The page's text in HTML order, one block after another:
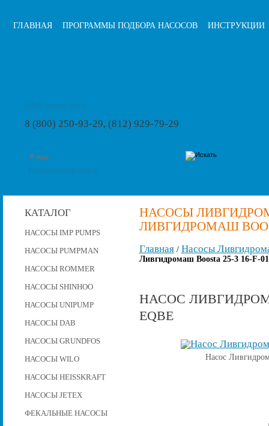
ГЛАВНАЯ ПРОГРАММЫ ПОДБОРА НАСОСОВ ИНСТРУКЦИИ
8 (800) 250-93-29, (812) 929-79-29
КАТАЛОГ
НАСОСЫ IMP PUMPS
НАСОСЫ PUMPMAN
НАСОСЫ ROMMER
НАСОСЫ SHINHOO
НАСОСЫ UNIPUMP
НАСОСЫ DAB
НАСОСЫ GRUNDFOS
НАСОСЫ WILO
НАСОСЫ HEISSKRAFT
НАСОСЫ JETEX
ФЕКАЛЬНЫЕ НАСОСЫ
НАСОСЫ
ЛИВГИДРОМАШ
Главная/ Насосы
Ливгидромаш Boosta 25-3 16-F-
НАСОС
EQBE
Насос